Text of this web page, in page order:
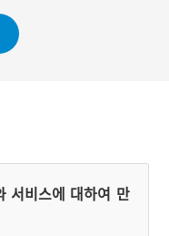
라 했으나, 부부는 아기
끝까지 지켰다. 군사들이
가자 하늘에서 엄청난
사람들은 용마골이라
다.
#완주설화
서비스에 대하여 만